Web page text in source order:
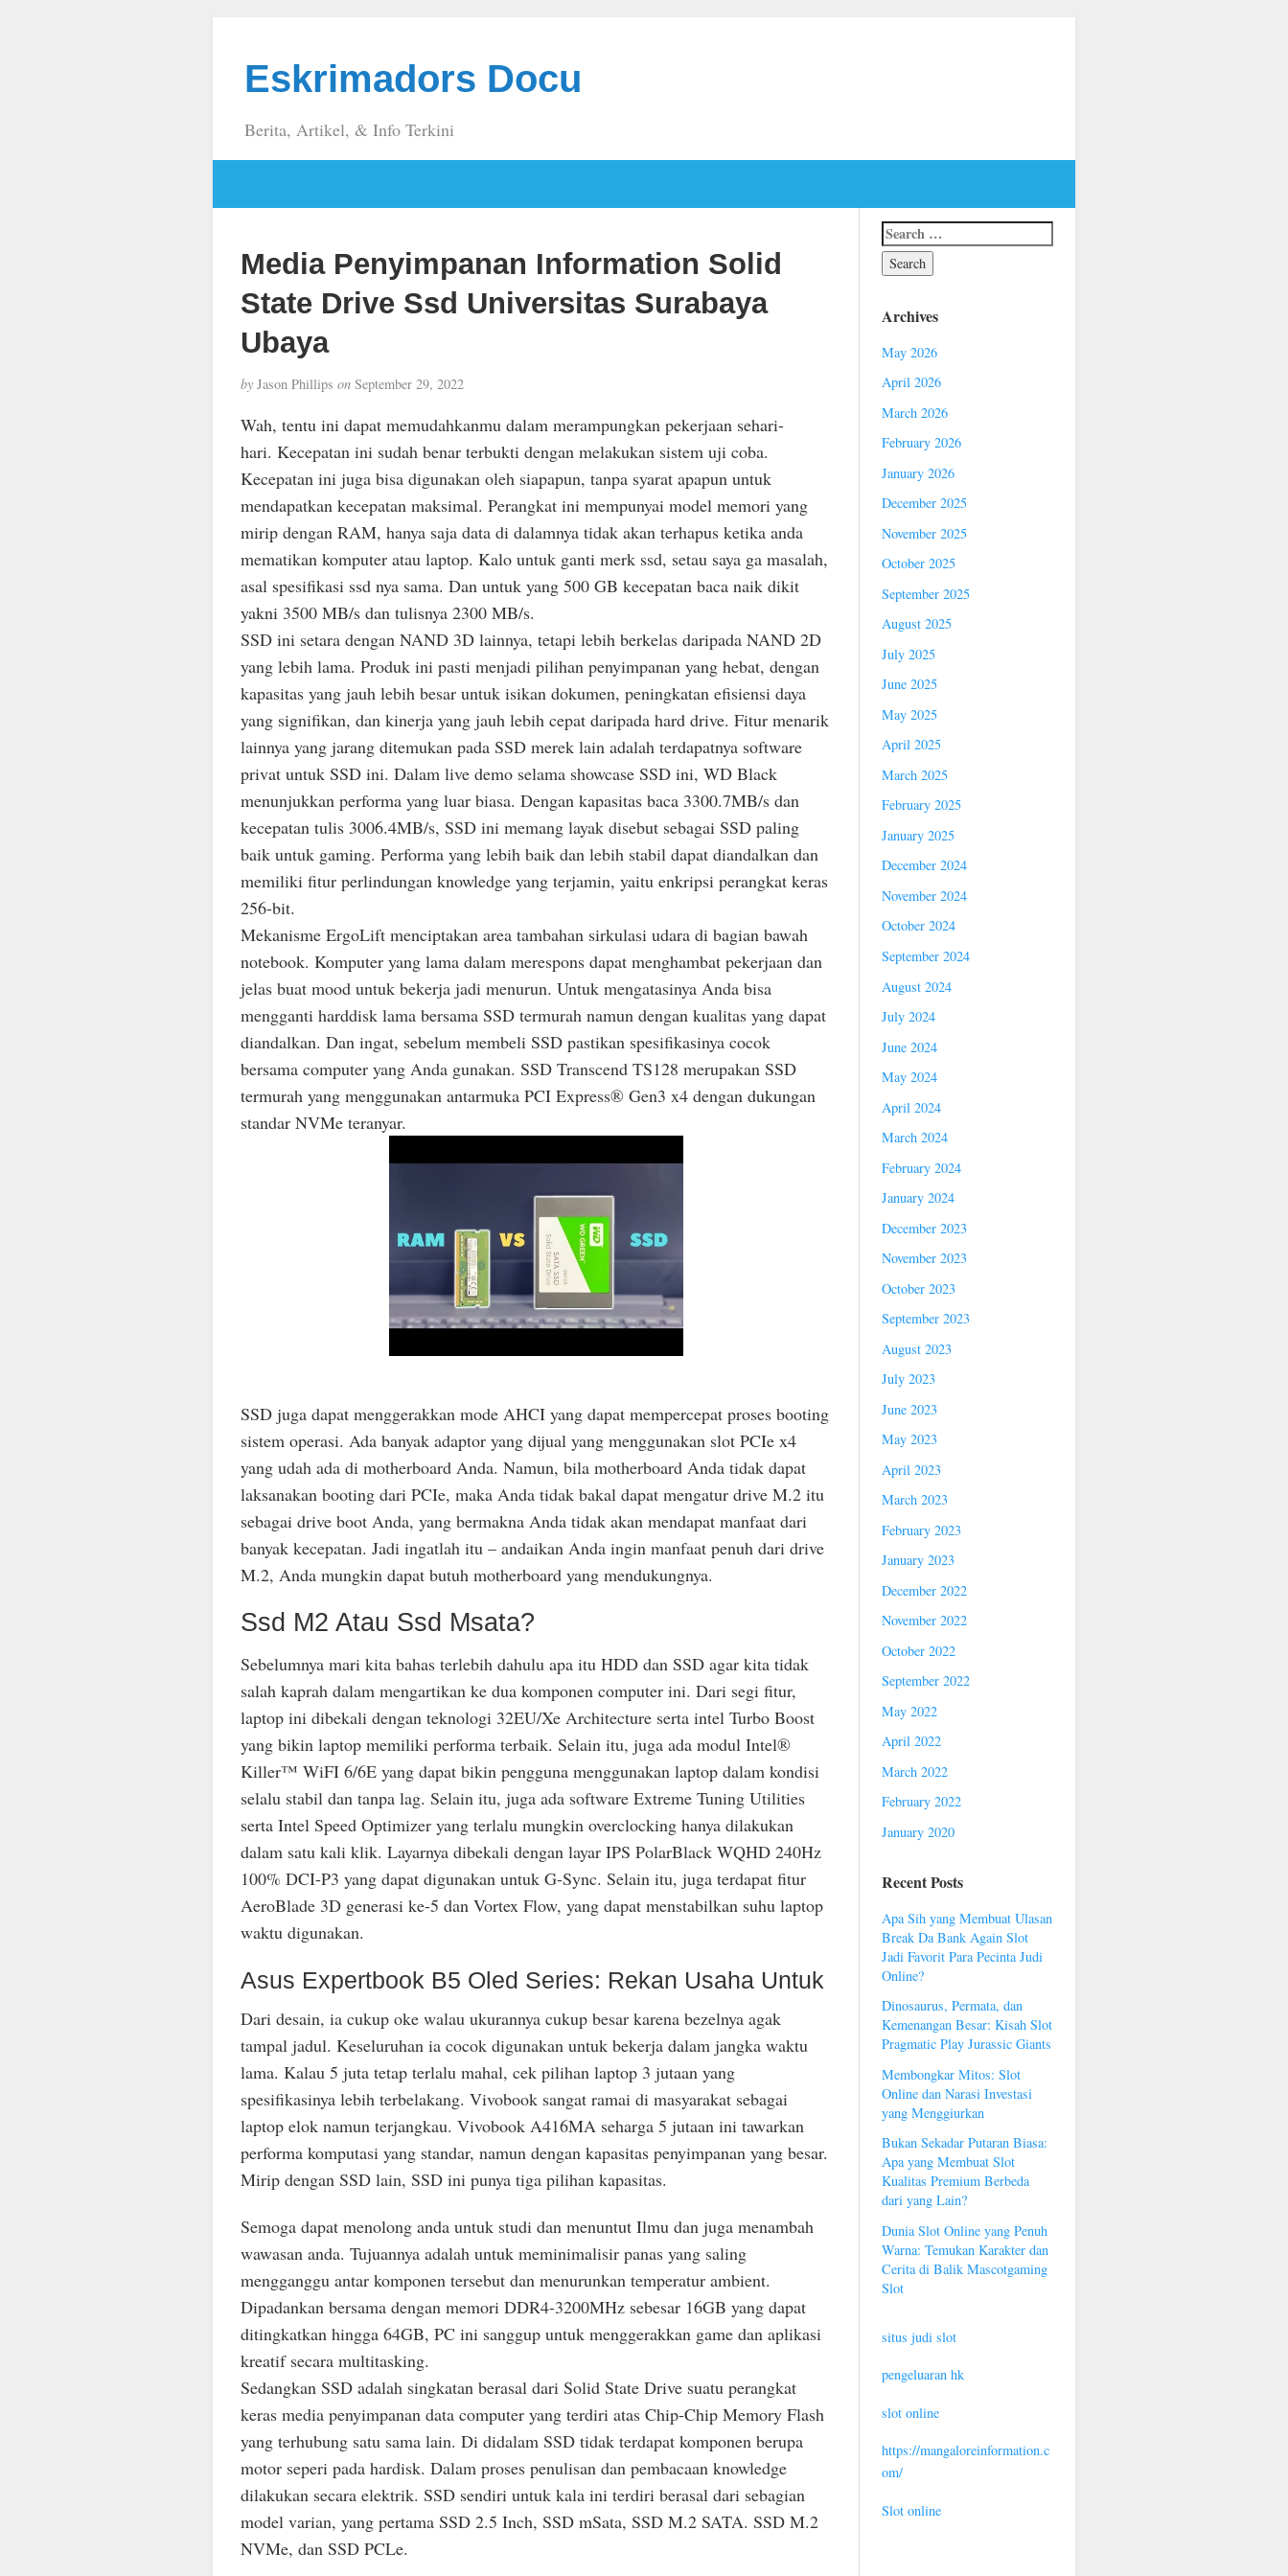
Eskrimadors Docu
Berita, Artikel, & Info Terkini
Media Penyimpanan Information Solid
State Drive Ssd Universitas Surabaya
Ubaya
byJason Phillips onSeptember 29, 2022
Wah, tentu ini dapat memudahkanmu dalam merampungkan pekerjaan sehari-
hari. Kecepatan ini sudah benar terbukti dengan melakukan sistem uji coba.
Kecepatan ini juga bisa digunakan oleh siapapun, tanpa syarat apapun untuk
mendapatkan kecepatan maksimal. Perangkat ini mempunyai model memori yang
mirip dengan RAM, hanya saja data di dalamnya tidak akan terhapus ketika anda
mematikan komputer atau laptop. Kalo untuk ganti merk ssd, setau saya ga masalah,
asal spesifikasi ssd nya sama. Dan untuk yang 500 GB kecepatan baca naik dikit
yakni 3500 MB/s dan tulisnya 2300 MB/s.
SSD ini setara dengan NAND 3D lainnya, tetapi lebih berkelas daripada NAND 2D
yang lebih lama. Produk ini pasti menjadi pilihan penyimpanan yang hebat, dengan
kapasitas yang jauh lebih besar untuk isikan dokumen, peningkatan efisiensi daya
yang signifikan, dan kinerja yang jauh lebih cepat daripada hard drive. Fitur menarik
lainnya yang jarang ditemukan pada SSD merek lain adalah terdapatnya software
privat untuk SSD ini. Dalam live demo selama showcase SSD ini, WD Black
menunjukkan performa yang luar biasa. Dengan kapasitas baca 3300.7MB/s dan
kecepatan tulis 3006.4MB/s, SSD ini memang layak disebut sebagai SSD paling
baik untuk gaming. Performa yang lebih baik dan lebih stabil dapat diandalkan dan
memiliki fitur perlindungan knowledge yang terjamin, yaitu enkripsi perangkat keras
256-bit.
Mekanisme ErgoLift menciptakan area tambahan sirkulasi udara di bagian bawah
notebook. Komputer yang lama dalam merespons dapat menghambat pekerjaan dan
jelas buat mood untuk bekerja jadi menurun. Untuk mengatasinya Anda bisa
mengganti harddisk lama bersama SSD termurah namun dengan kualitas yang dapat
diandalkan. Dan ingat, sebelum membeli SSD pastikan spesifikasinya cocok
bersama computer yang Anda gunakan. SSD Transcend TS128 merupakan SSD
termurah yang menggunakan antarmuka PCI Express® Gen3 x4 dengan dukungan
standar NVMe teranyar.
SSD juga dapat menggerakkan mode AHCI yang dapat mempercepat proses booting
sistem operasi. Ada banyak adaptor yang dijual yang menggunakan slot PCIe x4
yang udah ada di motherboard Anda. Namun, bila motherboard Anda tidak dapat
laksanakan booting dari PCIe, maka Anda tidak bakal dapat mengatur drive M.2 itu
sebagai drive boot Anda, yang bermakna Anda tidak akan mendapat manfaat dari
banyak kecepatan. Jadi ingatlah itu – andaikan Anda ingin manfaat penuh dari drive
M.2, Anda mungkin dapat butuh motherboard yang mendukungnya.
Ssd M2 Atau Ssd Msata?
Sebelumnya mari kita bahas terlebih dahulu apa itu HDD dan SSD agar kita tidak
salah kaprah dalam mengartikan ke dua komponen computer ini. Dari segi fitur,
laptop ini dibekali dengan teknologi 32EU/Xe Architecture serta intel Turbo Boost
yang bikin laptop memiliki performa terbaik. Selain itu, juga ada modul Intel®
Killer™ WiFI 6/6E yang dapat bikin pengguna menggunakan laptop dalam kondisi
selalu stabil dan tanpa lag. Selain itu, juga ada software Extreme Tuning Utilities
serta Intel Speed Optimizer yang terlalu mungkin overclocking hanya dilakukan
dalam satu kali klik. Layarnya dibekali dengan layar IPS PolarBlack WQHD 240Hz
100% DCI-P3 yang dapat digunakan untuk G-Sync. Selain itu, juga terdapat fitur
AeroBlade 3D generasi ke-5 dan Vortex Flow, yang dapat menstabilkan suhu laptop
waktu digunakan.
Asus Expertbook B5 Oled Series: Rekan Usaha Untuk
Dari desain, ia cukup oke walau ukurannya cukup besar karena bezelnya agak
tampal jadul. Keseluruhan ia cocok digunakan untuk bekerja dalam jangka waktu
lama. Kalau 5 juta tetap terlalu mahal, cek pilihan laptop 3 jutaan yang
spesifikasinya lebih terbelakang. Vivobook sangat ramai di masyarakat sebagai
laptop elok namun terjangkau. Vivobook A416MA seharga 5 jutaan ini tawarkan
performa komputasi yang standar, namun dengan kapasitas penyimpanan yang besar.
Mirip dengan SSD lain, SSD ini punya tiga pilihan kapasitas.
Semoga dapat menolong anda untuk studi dan menuntut Ilmu dan juga menambah
wawasan anda. Tujuannya adalah untuk meminimalisir panas yang saling
mengganggu antar komponen tersebut dan menurunkan temperatur ambient.
Dipadankan bersama dengan memori DDR4-3200MHz sebesar 16GB yang dapat
ditingkatkan hingga 64GB, PC ini sanggup untuk menggerakkan game dan aplikasi
kreatif secara multitasking.
Sedangkan SSD adalah singkatan berasal dari Solid State Drive suatu perangkat
keras media penyimpanan data computer yang terdiri atas Chip-Chip Memory Flash
yang terhubung satu sama lain. Di didalam SSD tidak terdapat komponen berupa
motor seperi pada hardisk. Dalam proses penulisan dan pembacaan knowledge
dilakukan secara elektrik. SSD sendiri untuk kala ini terdiri berasal dari sebagian
model varian, yang pertama SSD 2.5 Inch, SSD mSata, SSD M.2 SATA. SSD M.2
NVMe, dan SSD PCLe.
Archives
May 2026
April 2026
March 2026
February 2026
January 2026
December 2025
November 2025
October 2025
September 2025
August 2025
July 2025
June 2025
May 2025
April 2025
March 2025
February 2025
January 2025
December 2024
November 2024
October 2024
September 2024
August 2024
July 2024
June 2024
May 2024
April 2024
March 2024
February 2024
January 2024
December 2023
November 2023
October 2023
September 2023
August 2023
July 2023
June 2023
May 2023
April 2023
March 2023
February 2023
January 2023
December 2022
November 2022
October 2022
September 2022
May 2022
April 2022
March 2022
February 2022
January 2020
Recent Posts
Apa Sih yang Membuat Ulasan
Break Da Bank Again Slot
Jadi Favorit Para Pecinta Judi
Online?
Dinosaurus, Permata, dan
Kemenangan Besar: Kisah Slot
Pragmatic Play Jurassic Giants
Membongkar Mitos: Slot
Online dan Narasi Investasi
yang Menggiurkan
Bukan Sekadar Putaran Biasa:
Apa yang Membuat Slot
Kualitas Premium Berbeda
dari yang Lain?
Dunia Slot Online yang Penuh
Warna: Temukan Karakter dan
Cerita di Balik Mascotgaming
Slot
situs judi slot
pengeluaran hk
slot online
https://mangaloreinformation.c
om/
Slot online